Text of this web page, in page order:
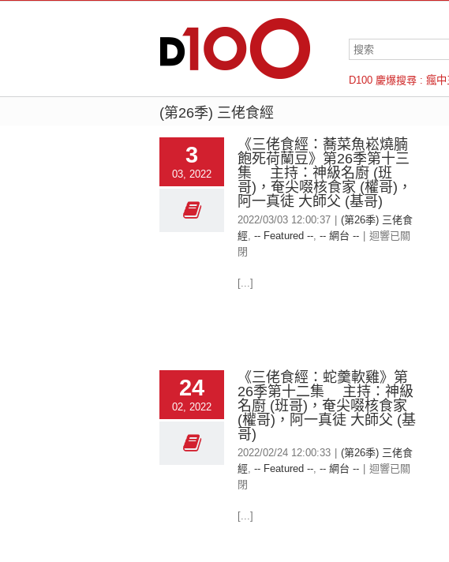
D100 慶爆搜尋 : 瘋中
羅倫斯
(第26季) 三佬食經
3
03, 2022
《三佬食經：蕎菜魚崧燒腩
飽死荷蘭豆》第26季第十三
集 主持：神級名廚 (班
哥)，奄尖啜核食家 (權哥)，
阿一真徒 大師父 (基哥)
2022/03/03 12:00:37
(第26季) 三佬食
經, -- Featured --, -- 網台 --
迴響已關
閉
[...]
24
02, 2022
《三佬食經：蛇羹軟雞》第
26季第十二集 主持：神級
名廚 (班哥)，奄尖啜核食家
(權哥)，阿一真徒 大師父 (基
哥)
2022/02/24 12:00:33
(第26季) 三佬食
經, -- Featured --, -- 網台 --
迴響已關
閉
[...]